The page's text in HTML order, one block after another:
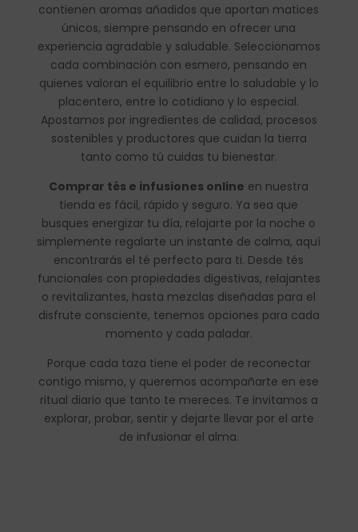
contienen aromas añadidos que aportan matices
únicos, siempre pensando en ofrecer una
experiencia agradable y saludable. Seleccionamos
cada combinación con esmero, pensando en
quienes valoran el equilibrio entre lo saludable y lo
placentero, entre lo cotidiano y lo especial.
Apostamos por ingredientes de calidad, procesos
sostenibles y productores que cuidan la tierra
tanto como tú cuidas tu bienestar.
Comprar tés e infusiones online en nuestra
tienda es fácil, rápido y seguro. Ya sea que
busques energizar tu día, relajarte por la noche o
simplemente regalarte un instante de calma, aquí
encontrarás el té perfecto para ti. Desde tés
funcionales con propiedades digestivas, relajantes
o revitalizantes, hasta mezclas diseñadas para el
disfrute consciente, tenemos opciones para cada
momento y cada paladar.
Porque cada taza tiene el poder de reconectar
contigo mismo, y queremos acompañarte en ese
ritual diario que tanto te mereces. Te invitamos a
explorar, probar, sentir y dejarte llevar por el arte
de infusionar el alma.